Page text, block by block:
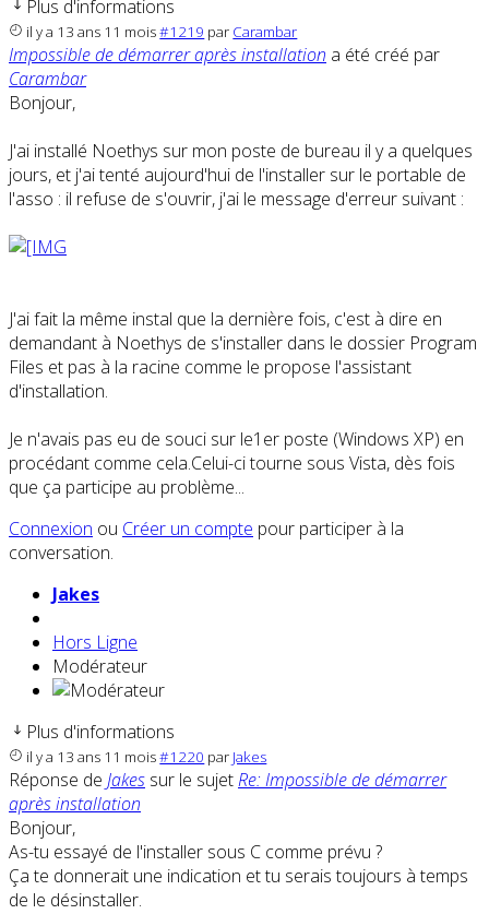
Plus d'informations
il y a 13 ans 11 mois#1219 par Carambar
Impossible de démarrer après installation a été créé par
Carambar
Bonjour,
J'ai installé Noethys sur mon poste de bureau il y a quelques
jours, et j'ai tenté aujourd'hui de l'installer sur le portable de
l'asso : il refuse de s'ouvrir, j'ai le message d'erreur suivant :
J'ai fait la même instal que la dernière fois, c'est à dire en
demandant à Noethys de s'installer dans le dossier Program
Files et pas à la racine comme le propose l'assistant
d'installation.
Je n'avais pas eu de souci sur le1er poste (Windows XP) en
procédant comme cela.Celui-ci tourne sous Vista, dès fois
que ça participe au problème...
Connexion ou Créer un compte pour participer à la
conversation.
Jakes
Hors Ligne
Modérateur
Plus d'informations
il y a 13 ans 11 mois#1220 par Jakes
Réponse de Jakes sur le sujetRe: Impossible de démarrer
après installation
Bonjour,
As-tu essayé de l'installer sous C comme prévu ?
Ça te donnerait une indication et tu serais toujours à temps
de le désinstaller.